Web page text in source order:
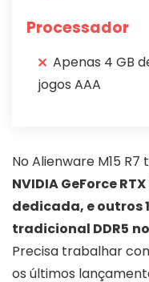
Processador
Apenas 4 GB
jogos AAA
No Alienware M15
NVIDIA GeForce
dedicada, e outros
tradicional DDR5
Precisa trabalhar
os últimos